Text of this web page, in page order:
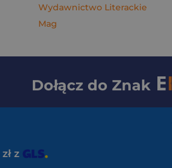
Wydawnictwo Literackie
Mag
Dołącz do Znak
z